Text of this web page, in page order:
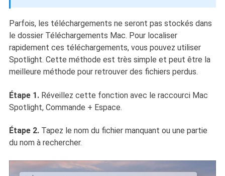
Parfois, les téléchargements ne seront pas stockés dans
le dossier Téléchargements Mac. Pour localiser
rapidement ces téléchargements, vous pouvez utiliser
Spotlight. Cette méthode est très simple et peut être la
meilleure méthode pour retrouver des fichiers perdus.
Étape 1.Réveillez cette fonction avec le raccourci Mac
Spotlight, Commande + Espace.
Étape 2.Tapez le nom du fichier manquant ou une partie
du nom à rechercher.